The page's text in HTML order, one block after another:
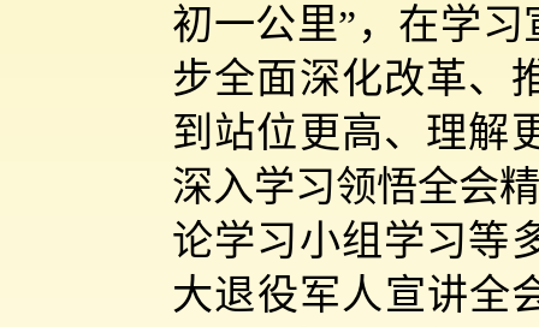
初一公里”，在学
步全面深化改革、
到站位更高、理解
深入学习领悟全会
论学习小组学习等
大退役军人宣讲全